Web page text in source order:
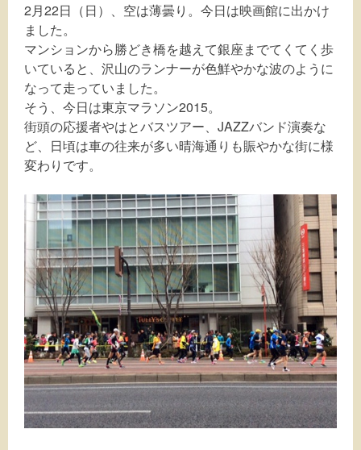
2月22日（日）、空は薄曇り。今日は映画館に出かけ
ました。
マンションから勝どき橋を越えて銀座までてくてく歩
いていると、沢山のランナーが色鮮やかな波のように
なって走っていました。
そう、今日は東京マラソン2015。
街頭の応援者やはとバスツアー、JAZZバンド演奏な
ど、日頃は車の往来が多い晴海通りも賑やかな街に様
変わりです。